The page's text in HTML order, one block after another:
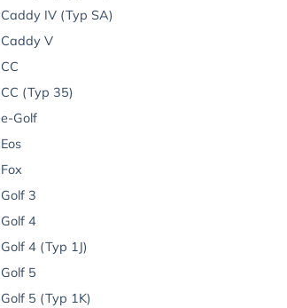
Caddy IV (Typ SA)
Caddy V
CC
CC (Typ 35)
e-Golf
Eos
Fox
Golf 3
Golf 4
Golf 4 (Typ 1J)
Golf 5
Golf 5 (Typ 1K)